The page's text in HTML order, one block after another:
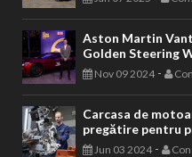
Aston Martin
Golden Steering
Nov 09 2024-
Carcasa de
pregătire pentru
Jun 03 2024-